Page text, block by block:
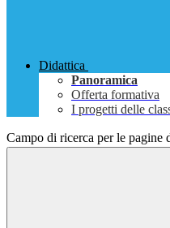
Didattica
Panoramica
Offerta formativa
I progetti delle
Campo di ricerca per le pagine